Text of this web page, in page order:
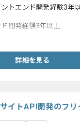
トエンド開発経験3年
開発経験3年以上
詳細を見る
イトAPI開発のフ